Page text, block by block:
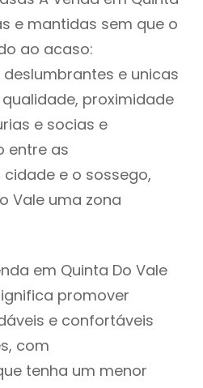
e mantidas sem que o
ao acaso:
e unicas
proximidade
e socias e
entre as
e o sossego,
Vale uma zona
em Quinta Do Vale
promover
e confortáveis
com
tenha um menor